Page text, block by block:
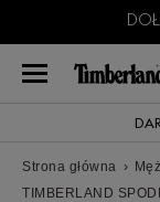
Strona główna ›
TIMBERLAND